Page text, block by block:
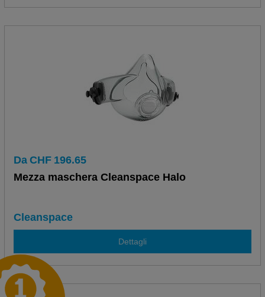
Da CHF 196.65
Mezza maschera Cleanspace Halo
Cleanspace
Dettagli